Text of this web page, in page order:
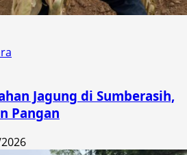
Jagung di Sumberasih,
Pangan